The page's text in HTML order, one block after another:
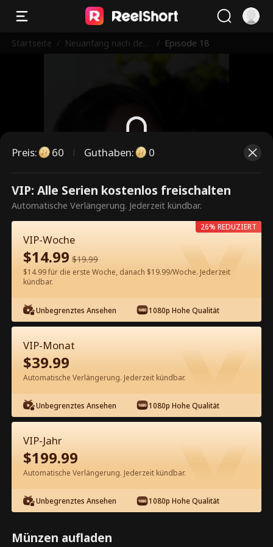
Startseite / Neuanfang nach der
/ Episode 18
Dies ist eine kostenpflichtige
Episode. Bitte entsperren, um
weiterzusehen.
60Jetzt entsperren
Kostenlos in der App ansehen
Episode 18 - Neuanfang nach der
Scheidung Kompletter Film
1-50 51-61
18 19 21 22
Preis: 60 Guthaben: 0
VIP: Alle Serien kostenlos freischalten
Automatische Verlängerung. Jederzeit kündbar.
VIP-Woche
$14.99 $19.99
$14.99 für die erste Woche, danach $19.99/Woche. Jederzeit
kündbar.
Unbegrenztes Ansehen 1080p Hohe Qualität
26% REDUZIERT
VIP-Monat
$39.99
Automatische Verlängerung. Jederzeit kündbar.
Unbegrenztes Ansehen 1080p Hohe Qualität
VIP-Jahr
$199.99
Automatische Verlängerung. Jederzeit kündbar.
Unbegrenztes Ansehen 1080p Hohe Qualität
Münzen aufladen